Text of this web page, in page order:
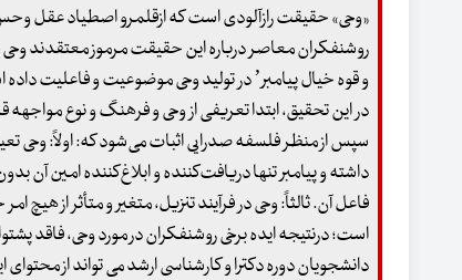
«وحی» حقیقت رازآلودی است که ازقلمرو اصطیاد عقل وحس
روشنفکران معاصر درباره این حقیقت مرموز معتقدند
و قوه خیال پیامبر’ در تولید وحی موضوعیت و فاعلیت
در این تحقیق، ابتدا تعریفی از وحی و فرهنگ و نوع
سپس از منظر فلسفه صدرایی اثبات می‌شود که: اولاً: وحی
داشته و پیامبر تنها دریافت‌کننده و ابلاغ‌کننده امین آن
فاعل آن. ثالثاً: وحی در فرآیند تنزیل، متغیر و متأثر از
است؛ درنتیجه ایده برخی روشنفکران در مورد وحی، فاقد
دانشجویان دوره دکترا و کارشناسی ارشد می تواند از محتوای